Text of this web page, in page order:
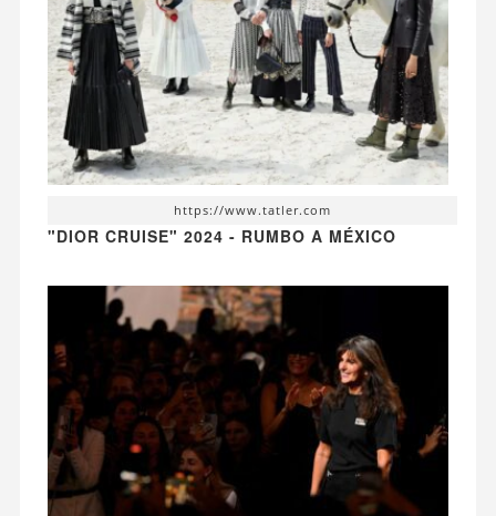
https://www.tatler.com
"DIOR CRUISE" 2024 - RUMBO A MÉXICO